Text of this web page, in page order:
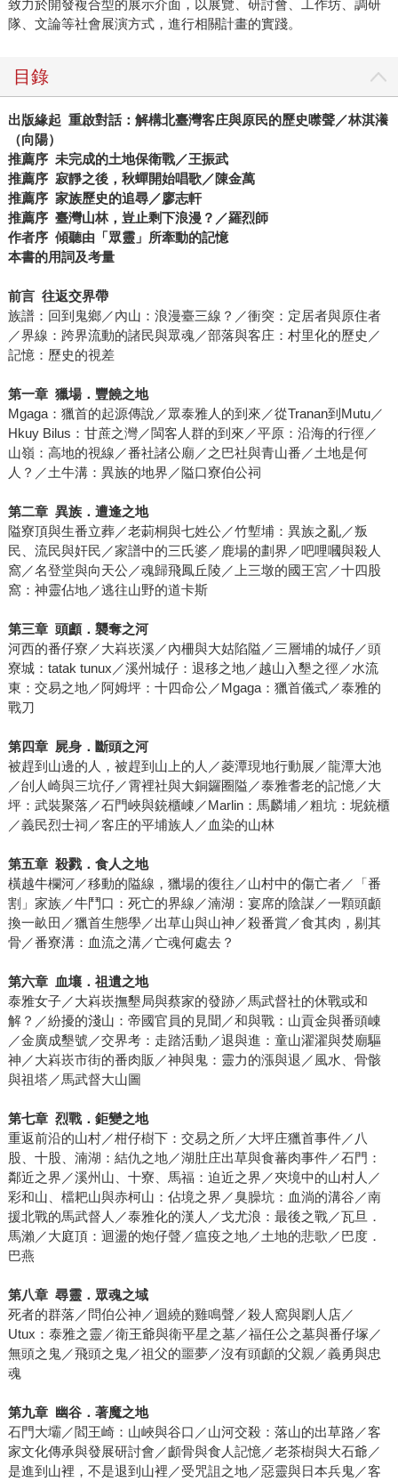
致力於開發複合型的展示介面，以展覽、研討會、工作坊、調研
隊、文論等社會展演方式，進行相關計畫的實踐。
目錄
出版緣起 重啟對話：解構北臺灣客庄與原民的歷史噤聲／林淇瀁
（向陽）
推薦序 未完成的土地保衛戰／王振武
推薦序 寂靜之後，秋蟬開始唱歌／陳金萬
推薦序 家族歷史的追尋／廖志軒
推薦序 臺灣山林，豈止剩下浪漫？／羅烈師
作者序 傾聽由「眾靈」所牽動的記憶
本書的用詞及考量
前言 往返交界帶
族譜：回到鬼鄉／內山：浪漫臺三線？／衝突：定居者與原住者
／界線：跨界流動的諸民與眾魂／部落與客庄：村里化的歷史／
記憶：歷史的視差
第一章 獵場．豐饒之地
Mgaga：獵首的起源傳說／眾泰雅人的到來／從Tranan到Mutu／
Hkuy Bilus：甘蔗之灣／閩客人群的到來／平原：沿海的行徑／
山嶺：高地的視線／番社諸公廟／之巴社與青山番／土地是何
人？／土牛溝：異族的地界／隘口寮伯公祠
第二章 異族．遭逢之地
隘寮頂與生番立葬／老莿桐與七姓公／竹塹埔：異族之亂／叛
民、流民與奸民／家譜中的三氏婆／鹿場的劃界／吧哩嘓與殺人
窩／名登堂與向天公／魂歸飛鳳丘陵／上三墩的國王宮／十四股
窩：神靈佔地／逃往山野的道卡斯
第三章 頭顱．襲奪之河
河西的番仔寮／大嵙崁溪／內柵與大姑陷隘／三層埔的城仔／頭
寮城：tatak tunux／溪州城仔：退移之地／越山入墾之徑／水流
東：交易之地／阿姆坪：十四命公／Mgaga：獵首儀式／泰雅的
戰刀
第四章 屍身．斷頭之河
被趕到山邊的人，被趕到山上的人／菱潭現地行動展／龍潭大池
／刣人崎與三坑仔／霄裡社與大銅鑼圈隘／泰雅耆老的記憶／大
坪：武裝聚落／石門峽與銃櫃崠／Marlin：馬麟埔／粗坑：坭銃櫃
／義民烈士祠／客庄的平埔族人／血染的山林
第五章 殺戮．食人之地
橫越牛欄河／移動的隘線，獵場的復往／山村中的傷亡者／「番
割」家族／牛鬥口：死亡的界線／湳湖：宴席的陰謀／一顆頭顱
換一畝田／獵首生態學／出草山與山神／殺番賞／食其肉，剔其
骨／番寮溝：血流之溝／亡魂何處去？
第六章 血壤．祖遺之地
泰雅女子／大嵙崁撫墾局與蔡家的發跡／馬武督社的休戰或和
解？／紛擾的淺山：帝國官員的見聞／和與戰：山貢金與番頭崠
／金廣成墾號／交界考：走踏活動／退與進：童山濯濯與焚廟驅
神／大嵙崁市街的番肉販／神與鬼：靈力的漲與退／風水、骨骸
與祖塔／馬武督大山圖
第七章 烈戰．鉅變之地
重返前沿的山村／柑仔樹下：交易之所／大坪庄獵首事件／八
股、十股、湳湖：結仇之地／湖肚庄出草與食蕃肉事件／石門：
鄰近之界／溪州山、十寮、馬福：迫近之界／夾境中的山村人／
彩和山、檔耙山與赤柯山：佔境之界／臭臊坑：血淌的溝谷／南
援北戰的馬武督人／泰雅化的漢人／戈尤浪：最後之戰／瓦旦．
馬瀨／大庭頂：迴盪的炮仔聲／瘟疫之地／土地的悲歌／巴度．
巴燕
第八章 尋靈．眾魂之域
死者的群落／問伯公神／迴繞的雞鳴聲／殺人窩與㓾人店／
Utux：泰雅之靈／衛王爺與衛平星之墓／福任公之墓與番仔塚／
無頭之鬼／飛頭之鬼／祖父的噩夢／沒有頭顱的父親／義勇與忠
魂
第九章 幽谷．著魔之地
石門大壩／閻王崎：山峽與谷口／山河交殺：落山的出草路／客
家文化傳承與發展研討會／顱骨與食人記憶／老茶樹與大石爺／
是進到山裡，不是退到山裡／受咒詛之地／惡靈與日本兵鬼／客